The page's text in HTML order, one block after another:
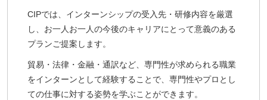
CIPでは、インターンシップの受入先・研修内容を厳選
し、お一人お一人の今後のキャリアにとって意義のある
プランご提案します。
貿易・法律・金融・通訳など、専門性が求められる職業
をインターンとして経験することで、専門性やプロとし
ての仕事に対する姿勢を学ぶことができます。